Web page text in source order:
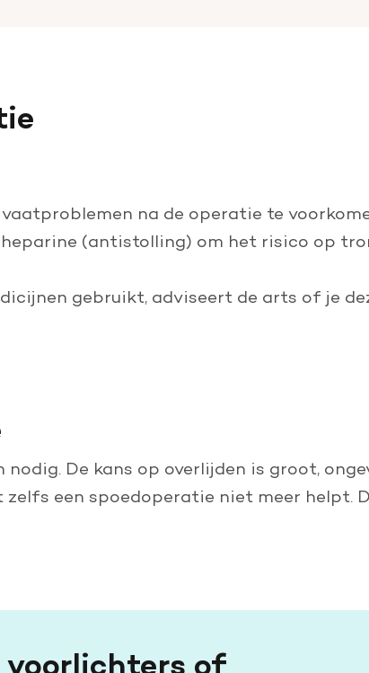
na de operatie te
(antistolling) om het risico op
gebruikt, adviseert de arts of je
De kans op overlijden is groot,
een spoedoperatie niet meer helpt.
voorlichters of